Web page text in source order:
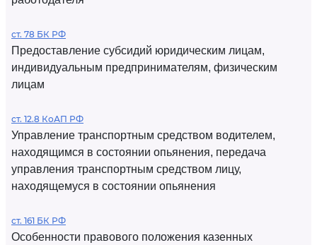
ст. 78 БК РФ
Предоставление субсидий юридическим лицам,
индивидуальным предпринимателям, физическим
лицам
ст. 12.8 КоАП РФ
Управление транспортным средством водителем,
находящимся в состоянии опьянения, передача
управления транспортным средством лицу,
находящемуся в состоянии опьянения
ст. 161 БК РФ
Особенности правового положения казенных